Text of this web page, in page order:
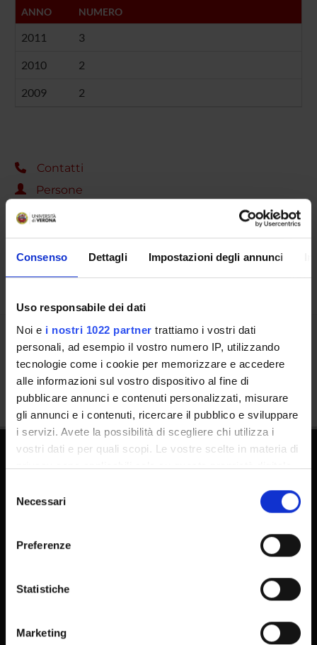
Consenso Dettagli Impostazioni degli annunci
Uso responsabile dei dati
Noi e i nostri 1022 partner trattiamo i vostri dati
personali, ad esempio il vostro numero IP, utilizzando
tecnologie come i cookie per memorizzare e accedere
alle informazioni sul vostro dispositivo al fine di
pubblicare annunci e contenuti personalizzati, misurare
gli annunci e i contenuti, ricercare il pubblico e sviluppare
i servizi. Avete la possibilità di scegliere chi utilizza i
vostri dati e per quali scopi. Le vostre scelte in materia di
privacy sono applicabili solo su questa proprietà digitale
modificare o revocare il proprio consenso in qualsiasi
momento dalla Dichiarazione sui cookie o facendo clic
raccogliere informazioni sulla tua posizione
geografica, con un'approssimazione di qualche
Identificare il tuo dispositivo, scansionandolo
delNecessari
Preferenze
Statistiche
Marketing
ANNO
NUMERO
2011 3
2010 2
2009 2
Contatti
Persone
Luoghi
Calendario
Condividi
Supporto tecnico
MyUnivr
Dottorati